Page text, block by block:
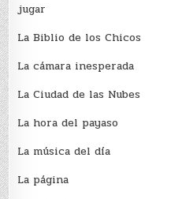
jugar
La Biblio de los Chicos
La cámara inesperada
La Ciudad de las Nubes
La hora del payaso
La música del día
La página